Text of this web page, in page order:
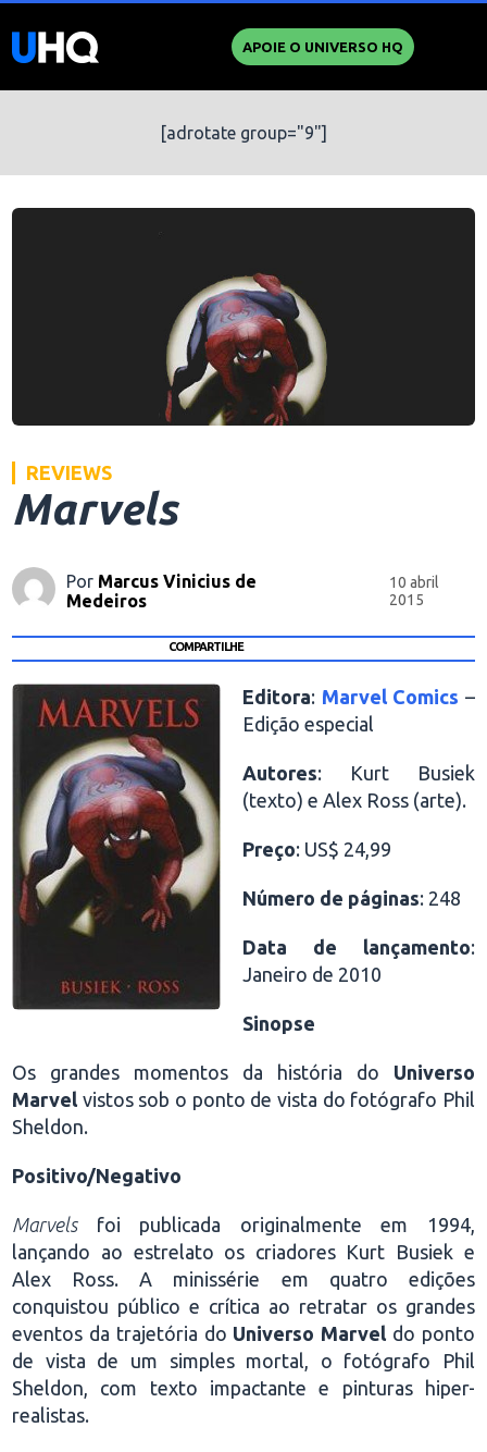
APOIE O UNIVERSO HQ
[adrotate group="9"]
REVIEWS
Marvels
Por Marcus Vinicius de
Medeiros
10 abril
2015
COMPARTILHE
Editora: Marvel Comics –
Edição especial
Autores: Kurt Busiek
(texto) e Alex Ross (arte).
Preço: US$ 24,99
Número de páginas: 248
Data de lançamento:
Janeiro de 2010
Sinopse
Os grandes momentos da história do Universo
Marvel vistos sob o ponto de vista do fotógrafo Phil
Sheldon.
Positivo/Negativo
Marvelsfoi publicada originalmente em 1994,
lançando ao estrelato os criadores Kurt Busiek e
Alex Ross. A minissérie em quatro edições
conquistou público e crítica ao retratar os grandes
eventos da trajetória do Universo Marvel do ponto
de vista de um simples mortal, o fotógrafo Phil
Sheldon, com texto impactante e pinturas hiper-
realistas.